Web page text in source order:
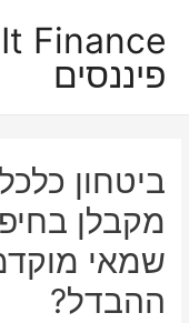
פיננסים
ביטחון
מקבלן
שמאי
ההבדל?